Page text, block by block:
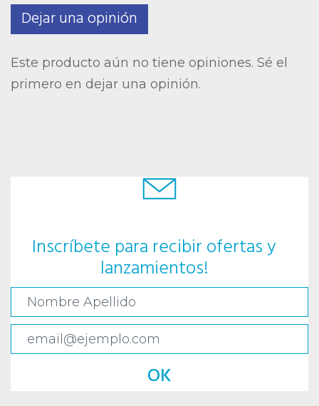
Dejar una opinión
Este producto aún no tiene opiniones. Sé el
primero en dejar una opinión.
Inscríbete para recibir ofertas y
lanzamientos!
OK